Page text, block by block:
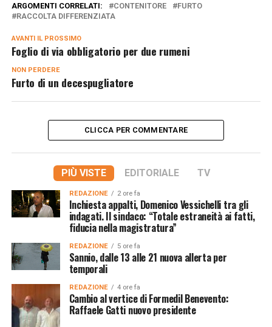
ARGOMENTI CORRELATI: CONTENITORE
FURTO
RACCOLTA DIFFERENZIATA
AVANTI IL ​​PROSSIMO
Foglio di via obbligatorio per due rumeni
NON PERDERE
Furto di un decespugliatore
CLICCA PER COMMENTARE
PIÙ VISTE EDITORIALE TV
REDAZIONE 2 ore fa
Inchiesta appalti, Domenico Vessichelli tra gli
indagati. Il sindaco: “Totale estraneità ai fatti,
fiducia nella magistratura”
REDAZIONE 5 ore fa
Sannio, dalle 13 alle 21 nuova allerta per
temporali
REDAZIONE 4 ore fa
Cambio al vertice di Formedil Benevento:
Raffaele Gatti nuovo presidente